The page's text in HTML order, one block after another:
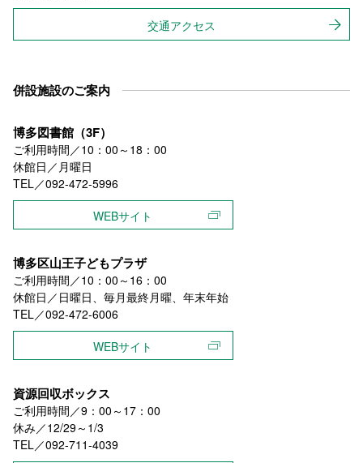
交通アクセス
併設施設のご案内
博多図書館（3F）
ご利用時間／10：00～18：00
休館日／月曜日
TEL／092-472-5996
WEBサイト
博多区山王子どもプラザ
ご利用時間／10：00～16：00
休館日／日曜日、毎月最終月曜、年末年始
TEL／092-472-6006
WEBサイト
資源回収ボックス
ご利用時間／9：00～17：00
休み／12/29～1/3
TEL／092-711-4039